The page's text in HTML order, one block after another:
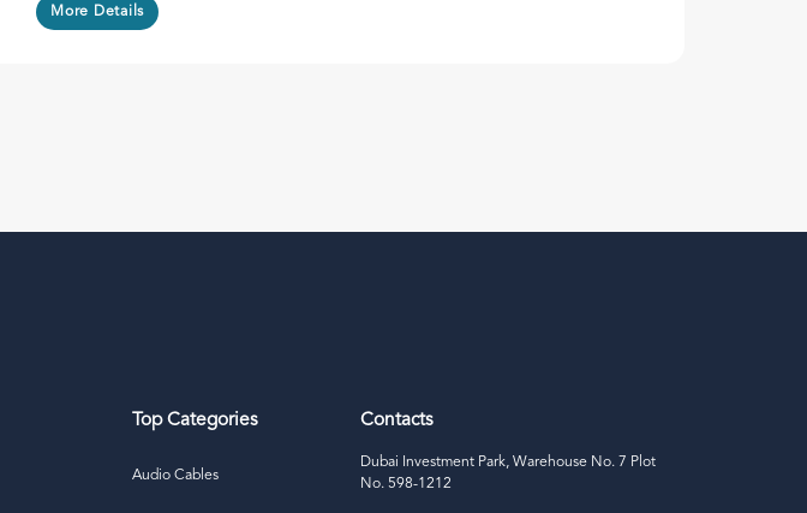
More Details
Top Categories
Audio Cables
Contacts
Dubai Investment Park, Warehouse No. 7 Plot
No. 598-1212